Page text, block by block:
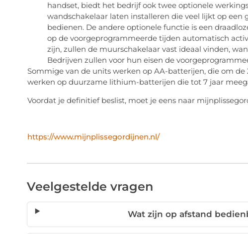
handset, biedt het bedrijf ook twee optionele
wandschakelaar laten installeren die veel lijkt op
bedienen. De andere optionele functie is een
op de voorgeprogrammeerde tijden automatisch
zijn, zullen de muurschakelaar vast ideaal vinden,
Bedrijven zullen voor hun eisen de
Sommige van de units werken op AA-batterijen, die om
werken op duurzame lithium-batterijen die tot 7 jaar
Voordat je definitief beslist, moet je eens naar
https://www.mijnplissegordijnen.nl/
Veelgestelde vragen
Wat zijn op afstand